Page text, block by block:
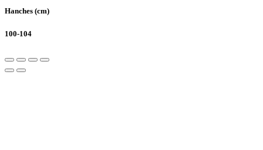
Hanches (cm)
100-104